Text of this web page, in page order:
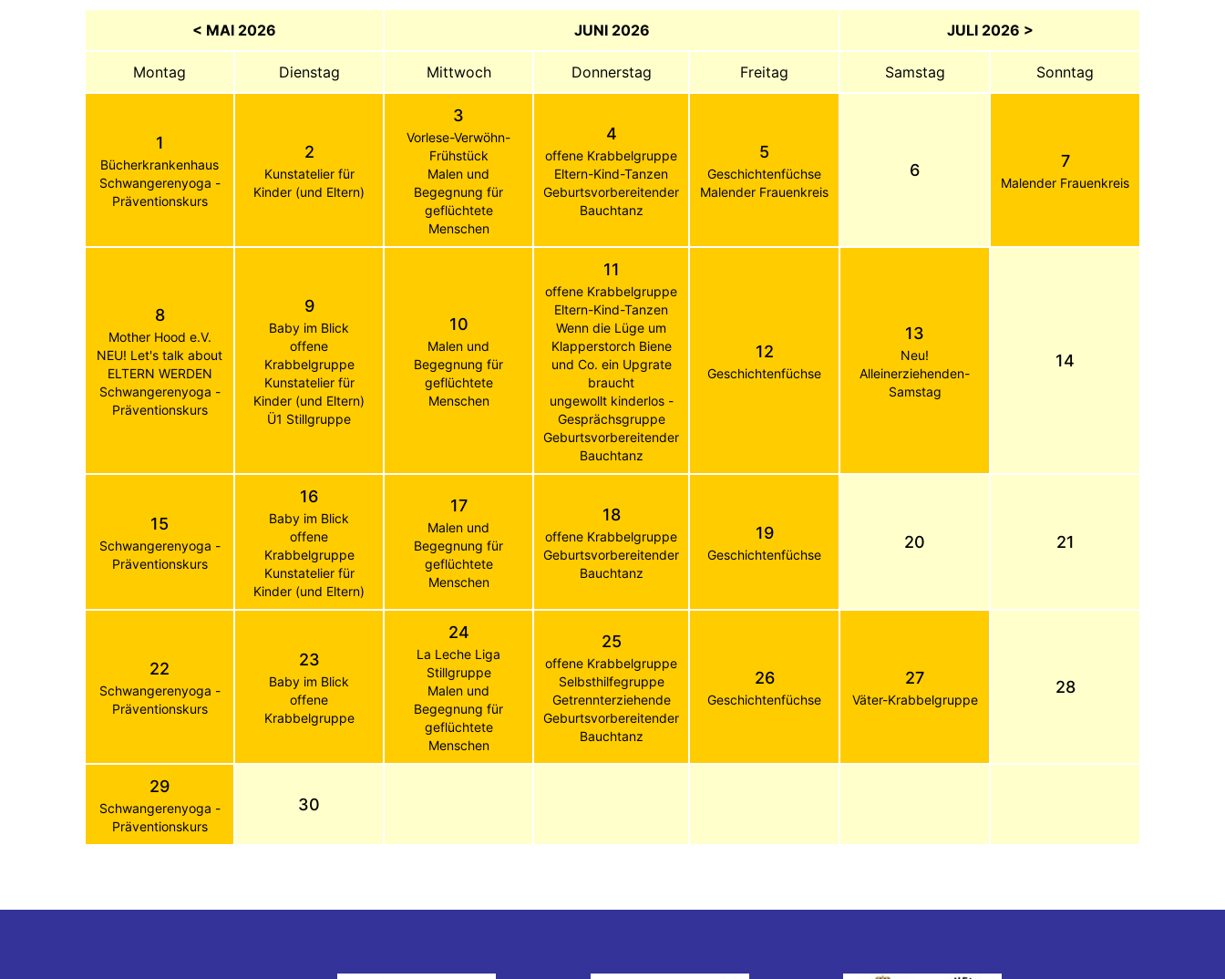
< MAI 2026 JUNI 2026 JULI 2026 >
Montag Dienstag Mittwoch Donnerstag Freitag Samstag Sonntag
1
Bücherkrankenhaus
Schwangerenyoga -
Präventionskurs
2
Kunstatelier für
Kinder (und Eltern)
3
Vorlese-Verwöhn-
Frühstück
Malen und
Begegnung für
geflüchtete
Menschen
4
offene Krabbelgruppe
Eltern-Kind-Tanzen
Geburtsvorbereitender
Bauchtanz
5
Geschichtenfüchse
Malender Frauenkreis
6 7
Malender Frauenkreis
8
Mother Hood e.V.
NEU! Let's talk about
ELTERN WERDEN
Schwangerenyoga -
Präventionskurs
9
Baby im Blick
offene
Krabbelgruppe
Kunstatelier für
Kinder (und Eltern)
Ü1 Stillgruppe
10
Malen und
Begegnung für
geflüchtete
Menschen
11
offene Krabbelgruppe
Eltern-Kind-Tanzen
Wenn die Lüge um
Klapperstorch Biene
und Co. ein Upgrate
braucht
ungewollt kinderlos -
Gesprächsgruppe
Geburtsvorbereitender
Bauchtanz
12
Geschichtenfüchse
13
Neu!
Alleinerziehenden-
Samstag
14
15
Schwangerenyoga -
Präventionskurs
16
Baby im Blick
offene
Krabbelgruppe
Kunstatelier für
Kinder (und Eltern)
17
Malen und
Begegnung für
geflüchtete
Menschen
18
offene Krabbelgruppe
Geburtsvorbereitender
Bauchtanz
19
Geschichtenfüchse
20 21
22
Schwangerenyoga -
Präventionskurs
23
Baby im Blick
offene
Krabbelgruppe
24
La Leche Liga
Stillgruppe
Malen und
Begegnung für
geflüchtete
Menschen
25
offene Krabbelgruppe
Selbsthilfegruppe
Getrennterziehende
Geburtsvorbereitender
Bauchtanz
26
Geschichtenfüchse
27
Väter-Krabbelgruppe
28
29
Schwangerenyoga -
Präventionskurs
30